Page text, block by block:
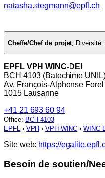
natasha.stegmann@epfl.ch
Cheffe/Chef de projet
EPFL VPH WINC-DEI
BCH 4103 (Batochime UNIL)
Av. François-Alphonse Forel
1015 Lausanne
+41 21 693 60 94
Office: BCH 4103
EPFL › VPH › VPH-WINC › WINC-
Site web: https://
Besoin de soutien/